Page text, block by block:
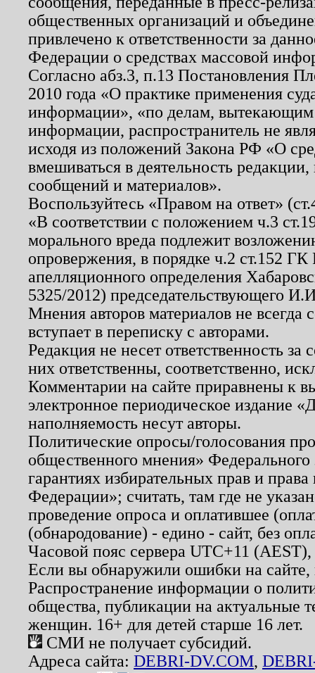
общественных организаций и
привлечено к ответственности за
Федерации о средствах массовой
Согласно абз.3, п.13 Постановления
2010 года «О практике применения
информации», «по делам, вытекающим
информации, распространитель не
исходя из положений Закона РФ «О
вмешиваться в деятельность
сообщений и материалов».
Воспользуйтесь «Правом на ответ»
«В соответствии с положением ч.3
морального вреда подлежит
опровержения, в порядке ч.2 ст.152
апелляционного определения
5325/2012) председательствующего
Мнения авторов материалов не
вступает в переписку с авторами.
Редакция не несет ответственность
них ответственны, соответственно,
Комментарии на сайте приравнены к
электронное периодическое издание
наполняемость несут авторы.
Политические опросы/голосования
общественного мнения»
гарантиях избирательных прав и
Федерации»; считать, там где не
проведение опроса и оплатившее
(обнародование) - едино - сайт, без
Часовой пояс сервера UTC+11
Если вы обнаружили ошибки на
Распространение информации о
общества, публикации на актуальные
женщин. 16+ для детей старше 16 лет.
СМИ не получает субсидий.
Адреса сайта: DEBRI-DV.COM,